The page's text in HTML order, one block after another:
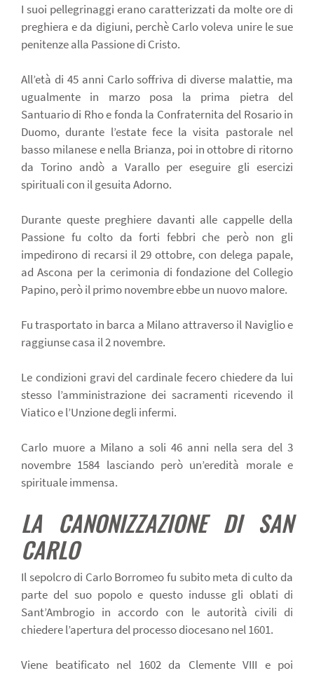
I suoi pellegrinaggi erano caratterizzati da molte ore di
preghiera e da digiuni, perchè Carlo voleva unire le sue
penitenze alla Passione di Cristo.
All’età di 45 anni Carlo soffriva di diverse malattie, ma
ugualmente in marzo posa la prima pietra del
Santuario di Rho e fonda la Confraternita del Rosario in
Duomo, durante l’estate fece la visita pastorale nel
basso milanese e nella Brianza, poi in ottobre di ritorno
da Torino andò a Varallo per eseguire gli esercizi
spirituali con il gesuita Adorno.
Durante queste preghiere davanti alle cappelle della
Passione fu colto da forti febbri che però non gli
impedirono di recarsi il 29 ottobre, con delega papale,
ad Ascona per la cerimonia di fondazione del Collegio
Papino, però il primo novembre ebbe un nuovo malore.
Fu trasportato in barca a Milano attraverso il Naviglio e
raggiunse casa il 2 novembre.
Le condizioni gravi del cardinale fecero chiedere da lui
stesso l’amministrazione dei sacramenti ricevendo il
Viatico e l’Unzione degli infermi.
Carlo muore a Milano a soli 46 anni nella sera del 3
novembre 1584 lasciando però un’eredità morale e
spirituale immensa.
LA CANONIZZAZIONE DI SAN
CARLO
Il sepolcro di Carlo Borromeo fu subito meta di culto da
parte del suo popolo e questo indusse gli oblati di
Sant’Ambrogio in accordo con le autorità civili di
chiedere l’apertura del processo diocesano nel 1601.
Viene beatificato nel 1602 da Clemente VIII e poi